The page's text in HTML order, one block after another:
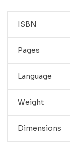
ISBN
Pages
Language
Weight
Dimensions